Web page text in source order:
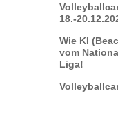
18.-
Wie KI
vom
Liga!